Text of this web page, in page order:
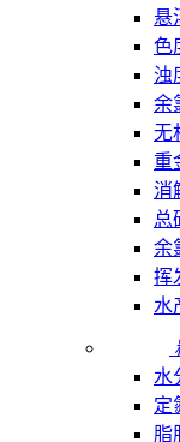
悬
色
浊
余
无
重
消
总
余
挥
水
水
定
脂